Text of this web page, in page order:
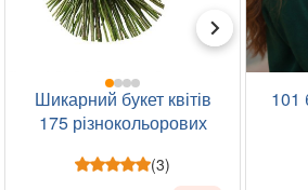
Шикарний букет квітів
175 різнокольорових
(3)
101